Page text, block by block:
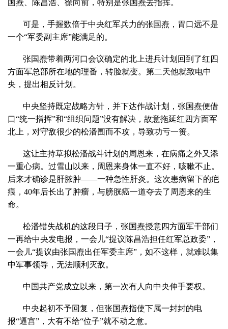
国焘、陈昌浩、徐向前，特别是张国焘去指挥。
可是，手握数倍于中央红军兵力的张国焘，胃口远不是
一个“军委副主席”能满足的。
张国焘带着两河口会议确定的北上进兵计划回到了红四
方面军总部所在地的理番，转脸就变。第二天他就致电中
央，提出相反计划。
中央坚持既定战略方针，并下达作战计划，张国焘便借
口“统一指挥”和“组织问题”没有解决，故意拖延红四方面军
北上，对守敌很少的松潘围而不攻，导致功亏一篑。
这让主持草拟松潘战斗计划的周恩来，在病痛之外又添
一重心病。过雪山以来，周恩来身体一直不好，咳嗽不止。
后来才确诊是肝脓肿——一种急性肝炎。这次患病留下的疤
痕，40年后长出了肿瘤，与膀胱癌一道夺去了周恩来的生
命。
松潘错失战机的这段日子，张国焘授意四方面军干部们
一再给中央发电报，一会儿“提议陈昌浩担任红军总政委”，
一会儿“提议由张国焘出任军委主席”，如不这样，就难以集
中军事领导，无法顺利灭敌。
中国共产党成立以来，第一次有人向中央伸手要权。
中央起初不予回复，但张国焘指使下属一封封的电
报“逼宫”，大有不给“位子”就不动之意。